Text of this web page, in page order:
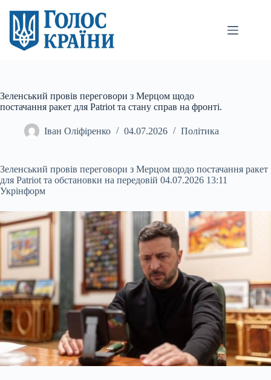
вмісту
Зеленський провів переговори з Мерцом щодо
постачання ракет для Patriot та стану справ на фронті.
Іван Оліфіренко 04.07.2026 Політика
Зеленський провів переговори з Мерцом щодо постачання ракет
для Patriot та обстановки на передовій 04.07.2026 13:11
Укрінформ